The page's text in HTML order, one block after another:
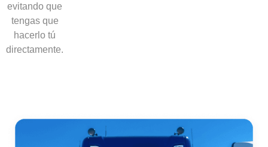
evitando que
tengas que
hacerlo tú
directamente.